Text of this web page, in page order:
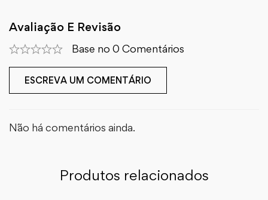
Avaliação E Revisão
Base no 0 Comentários
ESCREVA UM COMENTÁRIO
Não há comentários ainda.
Produtos relacionados